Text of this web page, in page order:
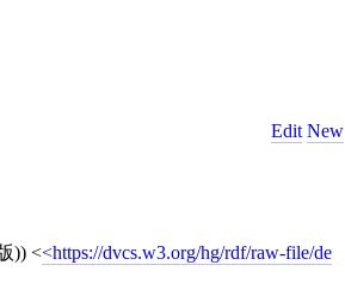
Edit New
)) < https://dvcs.w3.org/hg/rdf/raw-file/de